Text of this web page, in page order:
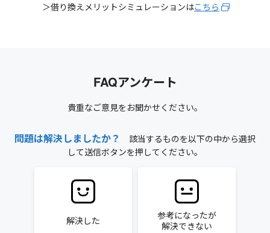
＞借り換えメリットシミュレーションはこちら
FAQアンケート
貴重なご意見をお聞かせください。
問題は解決しましたか？
該当するものを以下の中から選択
して送信ボタンを押してください。
解決した
参考になったが
解決できない